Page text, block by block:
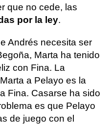
que no cede, las
por la ley.
Andrés necesita ser
Marta ha tenido
con Fina. La
a Pelayo es la
Fina. Casarse ha sido
es que Pelayo
de juego con el